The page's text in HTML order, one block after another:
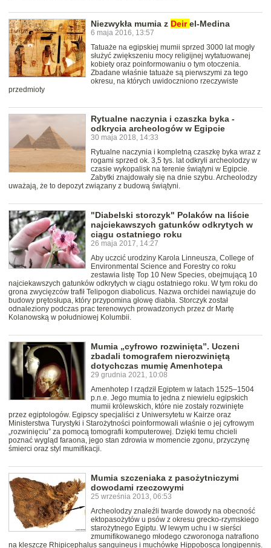
Niezwykła mumia z Deirel-Medina
6 maja 2016, 13:57
Tatuaże na egipskiej mumii sprzed 3000 lat mogły
służyć zwiększeniu mocy religijnej wytatuowanej
kobiety oraz poinformowaniu o tym otoczenia.
Zbadane właśnie tatuaże są pierwszymi za tego
okresu, na których uwidoczniono rzeczywiste
przedmioty
Rytualne naczynia i czaszka byka -
odkrycia archeologów w Egipcie
30 maja 2018, 14:33
Rytualne naczynia i kompletną czaszkę byka wraz z
rogami sprzed ok. 3,5 tys. lat odkryli archeolodzy w
czasie wykopalisk na terenie świątyni w Egipcie.
Zabytki znajdowały się na dnie szybu. Archeolodzy
uważają, że to depozyt związany z budową świątyni.
"Diabelski storczyk" Polaków na liście
najciekawszych gatunków odkrytych w
ciągu ostatniego roku
26 maja 2017, 14:27
Aby uczcić urodziny Karola Linneusza, College of
Environmental Science and Forestry co roku
zestawia listę Top 10 New Species, obejmującą 10
najciekawszych gatunków odkrytych w ciągu ostatniego roku. W tym roku do
grona zwycięzców trafił Telipogon diabolicus. Nazwa orchidei nawiązuje do
budowy prętosłupa, który przypomina głowę diabła. Storczyk został
odnaleziony podczas prac terenowych prowadzonych przez dr Martę
Kolanowską w południowej Kolumbii.
Mumia „cyfrowo rozwinięta”. Uczeni
zbadali tomografem nierozwiniętą
dotychczas mumię Amenhotepa
29 grudnia 2021, 10:08
Amenhotep I rządził Egiptem w latach 1525–1504
p.n.e. Jego mumia to jedna z niewielu egipskich
mumii królewskich, które nie zostały rozwinięte
przez egiptologów. Egipscy specjaliści z Uniwersytetu w Kairze oraz
Ministerstwa Turystyki i Starożytności poinformowali właśnie o jej cyfrowym
„rozwinięciu” za pomocą tomografii komputerowej. Dzięki temu chcieli
poznać wygląd faraona, jego stan zdrowia w momencie zgonu, przyczynę
śmierci oraz styl mumifikacji.
Mumia szczeniaka z pasożytniczymi
dowodami rzeczowymi
25 września 2013, 06:53
Archeolodzy znaleźli twarde dowody na obecność
ektopasożytów u psów z okresu grecko-rzymskiego
starożytnego Egiptu. W lewym uchu i w sierści
zmumifikowanego młodego czworonoga natrafiono
na kleszcze Rhipicephalus sanguineus i muchówkę Hippobosca longipennis.